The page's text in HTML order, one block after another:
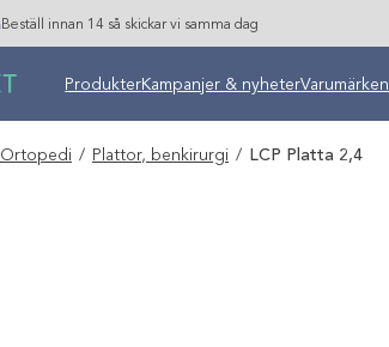
Beställ innan 14 så skickar vi samma dag
Undermeny stängd: Varumärken
ProdukterKampanjer & nyheterVarumärken
Ortopedi / Plattor, benkirurgi / LCP Platta 2,4